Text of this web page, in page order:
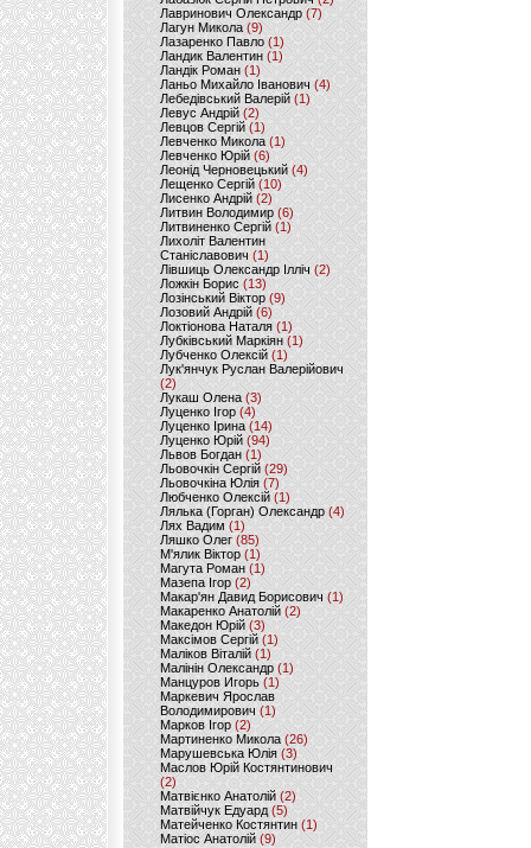
Лавринович Олександр(7)
Лагун Микола(9)
Лазаренко Павло (1)
Ландик Валентин (1)
Ландік Роман (1)
Ланьо Михайло Іванович(4)
Лебедівський Валерій(1)
Левус Андрій(2)
Левцов Сергій (1)
Левченко Микола (1)
Левченко Юрій (6)
Леонід Черновецький (4)
Лещенко Сергій (10)
Лисенко Андрій (2)
Литвин Володимир (6)
Литвиненко Сергій (1)
Лихоліт Валентин
Станіславович (1)
Лівшиць Олександр Ілліч (2)
Ложкін Борис(13)
Лозінський Віктор(9)
Лозовий Андрій (6)
Локтіонова Наталя (1)
Лубківський Маркіян(1)
Лубченко Олексій (1)
Лук'янчук Руслан Валерійович
(2)
Лукаш Олена (3)
Луценко Ігор (4)
Луценко Ірина (14)
Луценко Юрій (94)
Львов Богдан (1)
Льовочкін Сергій (29)
Льовочкіна Юлія(7)
Любченко Олексій(1)
Лялька (Горган) Олександр(4)
Лях Вадим (1)
Ляшко Олег (85)
М'ялик Віктор(1)
Магута Роман(1)
Мазепа Ігор (2)
Макар'ян Давид Борисович(1)
Макаренко Анатолій (2)
Македон Юрій(3)
Максімов Сергій (1)
Маліков Віталій (1)
Малінін Олександр (1)
Манцуров Игорь (1)
Маркевич Ярослав
Володимирович (1)
Марков Ігор (2)
Мартиненко Микола (26)
Марушевська Юлія (3)
Маслов Юрій Костянтинович
(2)
Матвієнко Анатолій (2)
Матвійчук Едуард(5)
Матейченко Костянтин (1)
Матіос Анатолій (9)